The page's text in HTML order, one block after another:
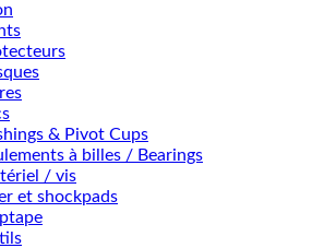
& Pivot Cups
à billes / Bearings
/ vis
et shockpads